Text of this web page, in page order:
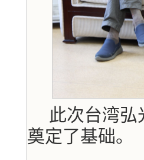
此次台湾
奠定了基础。